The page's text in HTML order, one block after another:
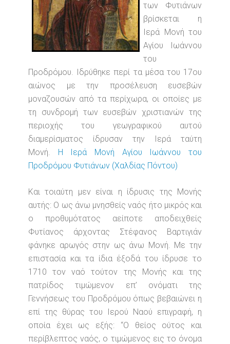
των Φυτιάνων
βρίσκεται η
Ιερά Μονή του
Αγίου Ιωάννου
του
Προδρόμου. Ιδρύθηκε περί τα μέσα του 17ου
αιώνος με την προσέλευση ευσεβών
μοναζουσών από τα περίχωρα, οι οποίες με
τη συνδρομή των ευσεβών χριστιανών της
περιοχής του γεωγραφικού αυτού
διαμερίσματος ίδρυσαν την Ιερά ταύτη
Μονή. Η Ιερά Μονή Αγίου Ιωάννου του
Προδρόμου Φυτιάνων (Χαλδίας Πόντου)
Και τοιαύτη μεν είναι η ίδρυσις της Μονής
αυτής: Ο ως άνω μνησθείς ναός ήτο μικρός και
ο προθυμότατος αείποτε αποδειχθείς
Φυτίανος άρχοντας Στέφανος Βαρτιγιάν
φάνηκε αρωγός στην ως άνω Μονή. Με την
επιστασία και τα ίδια έξοδά του ίδρυσε το
1710 τον ναό τούτον της Μονής και της
πατρίδος τιμώμενον επ’ ονόματι της
Γεννήσεως του Προδρόμου όπως βεβαιώνει η
επί της θύρας του Ιερού Ναού επιγραφή, η
οποία έχει ως εξής: “Ο θείος ούτος και
περίβλεπτος ναός, ο τιμώμενος εις το όνομα